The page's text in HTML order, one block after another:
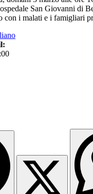
San Giovanni di
con i malati e i famigliari